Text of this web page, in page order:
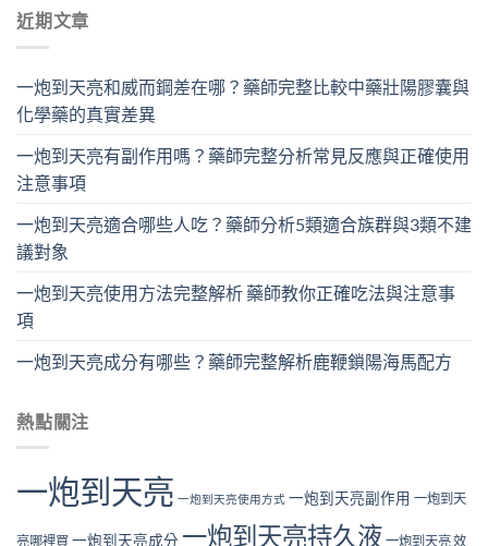
近期文章
一炮到天亮和威而鋼差在哪？藥師完整比較中藥壯陽膠囊與
化學藥的真實差異
一炮到天亮有副作用嗎？藥師完整分析常見反應與正確使用
注意事項
一炮到天亮適合哪些人吃？藥師分析5類適合族群與3類不建
議對象
一炮到天亮使用方法完整解析 藥師教你正確吃法與注意事
項
一炮到天亮成分有哪些？藥師完整解析鹿鞭鎖陽海馬配方
熱點關注
一炮到天亮 一炮到天亮使用方式 一炮到天亮副作用 一炮到天
亮哪裡買 一炮到天亮成分 一炮到天亮持久液 一炮到天亮 效